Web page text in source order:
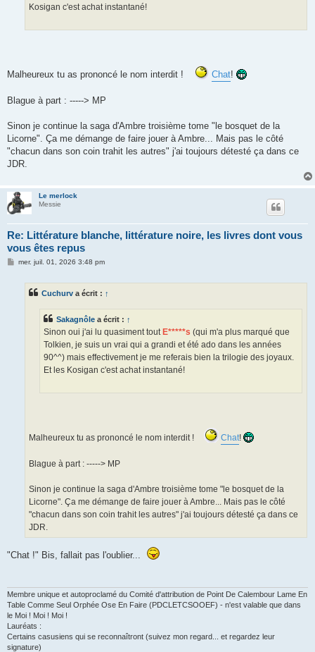
Kosigan c'est achat instantané!
Malheureux tu as prononcé le nom interdit ! Chat!
Blague à part : -----> MP
Sinon je continue la saga d'Ambre troisième tome "le bosquet de la
Licorne". Ça me démange de faire jouer à Ambre... Mais pas le côté
"chacun dans son coin trahit les autres" j'ai toujours détesté ça dans ce
JDR.
Le merlock
Messie
Re: Littérature blanche, littérature noire, les livres dont vous
vous êtes repus
Mmer. juil. 01, 2026 3:48 pm
Cuchurv a écrit : ↑
Sakagnôle a écrit : ↑
Sinon oui j'ai lu quasiment tout E*****s (qui m'a plus marqué que
Tolkien, je suis un vrai qui a grandi et été ado dans les années
90^^) mais effectivement je me referais bien la trilogie des joyaux.
Et les Kosigan c'est achat instantané!
Malheureux tu as prononcé le nom interdit ! Chat!
Blague à part : -----> MP
Sinon je continue la saga d'Ambre troisième tome "le bosquet de la
Licorne". Ça me démange de faire jouer à Ambre... Mais pas le côté
"chacun dans son coin trahit les autres" j'ai toujours détesté ça dans ce
JDR.
"Chat !" Bis, fallait pas l'oublier...
Membre unique et autoproclamé du Comité d'attribution de Point De Calembour Lame En
Table Comme Seul Orphée Ose En Faire (PDCLETCSOOEF) - n'est valable que dans
le Moi ! Moi ! Moi !
Lauréats :
Certains casusiens qui se reconnaîtront (suivez mon regard... et regardez leur
signature)